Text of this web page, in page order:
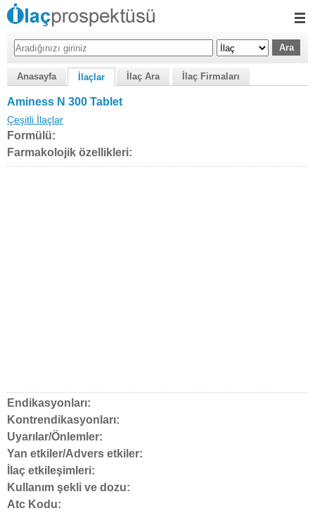
Anasayfa İlaçlar İlaç Ara İlaç Firmaları
Aminess N 300 Tablet
Çeşitli İlaçlar
Formülü:
Farmakolojik özellikleri:
Endikasyonları:
Kontrendikasyonları:
Uyarılar/Önlemler:
Yan etkiler/Advers etkiler:
İlaç etkileşimleri:
Kullanım şekli ve dozu:
Atc Kodu: